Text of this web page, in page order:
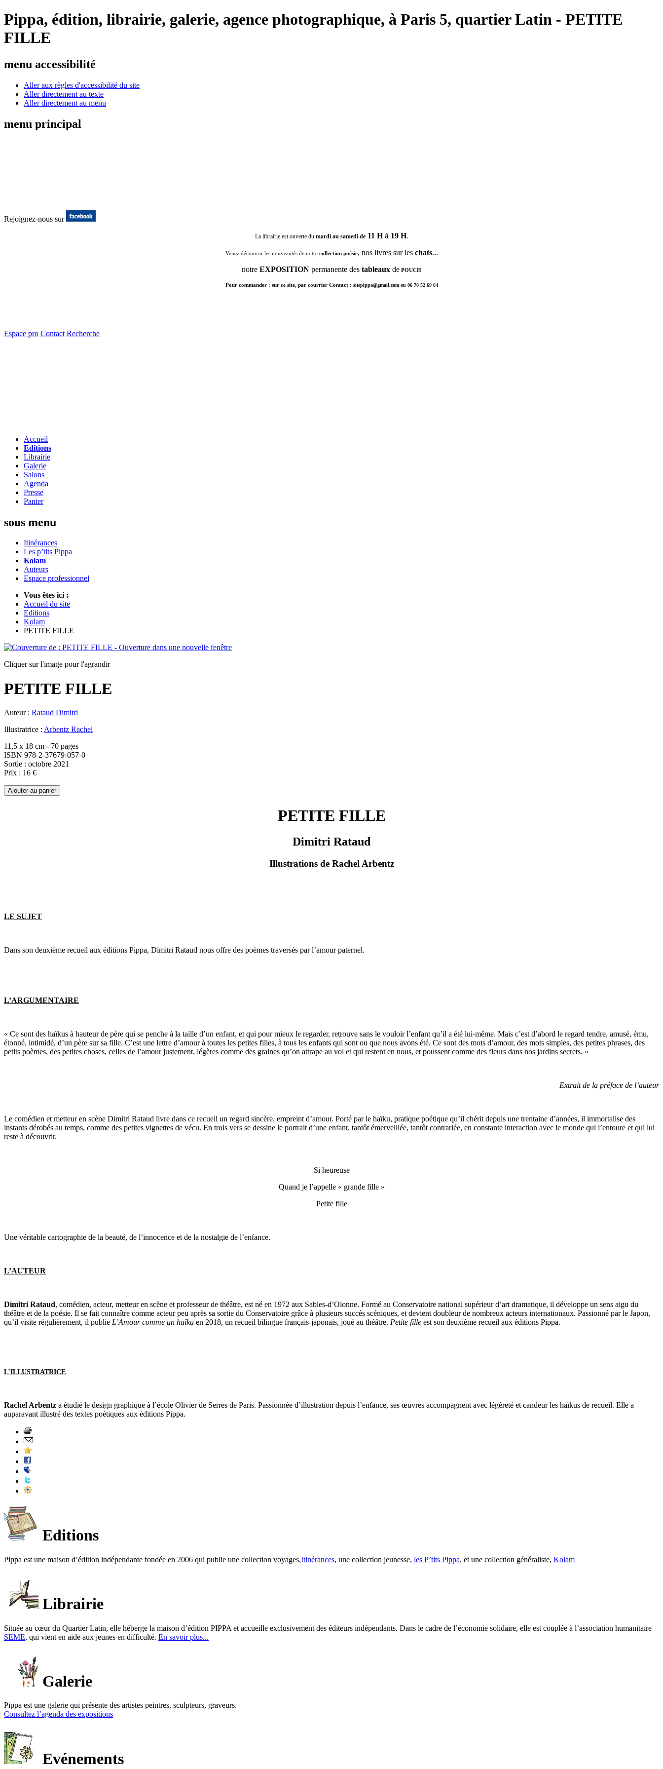
Pippa, édition, librairie, galerie, agence photographique, à Paris 5, quartier Latin - PETITE
FILLE
menu accessibilité
Aller aux règles d'accessibilité du site
Aller directement au texte
Aller directement au menu
menu principal
Rejoignez-nous sur
La librairie est ouverte du mardi au samedi de 11 H à 19 H.
Venez découvrir les nouveautés de notrecollection poésie, nos livres sur les chats...
notre EXPOSITION permanente des tableaux de POUCH
Pour commander : sur ce site, par courrier Contact : sitepippa@gmail.com ou 06 70 52 69 64
Espace pro Contact Recherche
Accueil
Editions
Librairie
Galerie
Salons
Agenda
Presse
Panier
sous menu
Itinérances
Les p’tits Pippa
Kolam
Auteurs
Espace professionnel
Vous êtes ici :
Accueil du site
Editions
Kolam
PETITE FILLE
Cliquer sur l'image pour l'agrandir
PETITE FILLE
Auteur : Rataud Dimitri
Illustratrice : Arbentz Rachel
11,5 x 18 cm - 70 pages
ISBN 978-2-37679-057-0
Sortie : octobre 2021
Prix : 16 €
PETITE FILLE
Dimitri Rataud
Illustrations de Rachel Arbentz
LE SUJET
Dans son deuxième recueil aux éditions Pippa, Dimitri Rataud nous offre des poèmes traversés par l’amour paternel.
L’ARGUMENTAIRE
« Ce sont des haïkus à hauteur de père qui se penche à la taille d’un enfant, et qui pour mieux le regarder, retrouve sans le vouloir l’enfant qu’il a été lui-même. Mais c’est d’abord le regard tendre, amusé, ému,
étonné, intimidé, d’un père sur sa fille. C’est une lettre d’amour à toutes les petites filles, à tous les enfants qui sont ou que nous avons été. Ce sont des mots d’amour, des mots simples, des petites phrases, des
petits poèmes, des petites choses, celles de l’amour justement, légères comme des graines qu’on attrape au vol et qui restent en nous, et poussent comme des fleurs dans nos jardins secrets. »
Extrait de la préface de l’auteur
Le comédien et metteur en scène Dimitri Rataud livre dans ce recueil un regard sincère, empreint d’amour. Porté par le haïku, pratique poétique qu’il chérit depuis une trentaine d’années, il immortalise des
instants dérobés au temps, comme des petites vignettes de vécu. En trois vers se dessine le portrait d’une enfant, tantôt émerveillée, tantôt contrariée, en constante interaction avec le monde qui l’entoure et qui lui
reste à découvrir.
Si heureuse
Quand je l’appelle « grande fille »
Petite fille
Une véritable cartographie de la beauté, de l’innocence et de la nostalgie de l’enfance.
L’AUTEUR
Dimitri Rataud, comédien, acteur, metteur en scène et professeur de théâtre, est né en 1972 aux Sables-d’Olonne. Formé au Conservatoire national supérieur d’art dramatique, il développe un sens aigu du
théâtre et de la poésie. Il se fait connaître comme acteur peu après sa sortie du Conservatoire grâce à plusieurs succès scéniques, et devient doubleur de nombreux acteurs internationaux. Passionné par le Japon,
qu’il visite régulièrement, il publie L’Amour comme un haïku en 2018, un recueil bilingue français-japonais, joué au théâtre. Petite fille est son deuxième recueil aux éditions Pippa.
L’ILLUSTRATRICE
Rachel Arbentz a étudié le design graphique à l’école Olivier de Serres de Paris. Passionnée d’illustration depuis l’enfance, ses œuvres accompagnent avec légèreté et candeur les haïkus de recueil. Elle a
auparavant illustré des textes poétiques aux éditions Pippa.
Editions
Pippa est une maison d’édition indépendante fondée en 2006 qui publie une collection voyages,Itinérances, une collection jeunesse, les P’tits Pippa, et une collection généraliste, Kolam
Librairie
Située au cœur du Quartier Latin, elle héberge la maison d’édition PIPPA et accueille exclusivement des éditeurs indépendants. Dans le cadre de l’économie solidaire, elle est couplée à l’association humanitaire
SEME, qui vient en aide aux jeunes en difficulté. En savoir plus...
Galerie
Pippa est une galerie qui présente des artistes peintres, sculpteurs, graveurs.
Consultez l’agenda des expositions
Evénements